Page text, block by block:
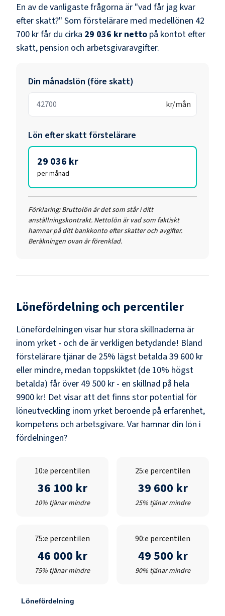
En av de vanligaste frågorna är "vad får jag kvar
efter skatt?" Som förstelärare med medellönen 42
700 krfår du cirka 29 036 kr netto på kontot efter
skatt, pension och arbetsgivaravgifter.
Din månadslön (före skatt)
kr/mån
Lön efter skattförstelärare
29 036 kr
per månad
Förklaring: Bruttolön är det som står i ditt
anställningskontrakt. Nettolön är vad som faktiskt
hamnar på ditt bankkonto efter skatter och avgifter.
Beräkningen ovan är förenklad.
Lönefördelning och percentiler
Lönefördelningen visar hur stora skillnaderna är
inom yrket - och de är verkligen betydande! Bland
förstelärare tjänar de 25% lägst betalda 39 600 kr
eller mindre, medan toppskiktet (de 10% högst
betalda) får över 49 500 kr - en skillnad på hela
9900 kr! Det visar att det finns stor potential för
löneutveckling inom yrket beroende på erfarenhet,
kompetens och arbetsgivare. Var hamnar din lön i
fördelningen?
10:e percentilen
36 100 kr
10% tjänar mindre
25:e percentilen
39 600 kr
25% tjänar mindre
75:e percentilen
46 000 kr
75% tjänar mindre
90:e percentilen
49 500 kr
90% tjänar mindre
Lönefördelning